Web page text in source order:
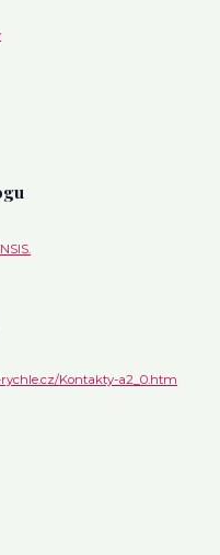
rychle.cz/Kontakty-a2_0.htm